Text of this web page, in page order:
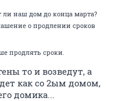
ли наш дом до конца марта?
о продлении сроков
продлять сроки.
то и возведут, а
как со 2ым домом,
домика...